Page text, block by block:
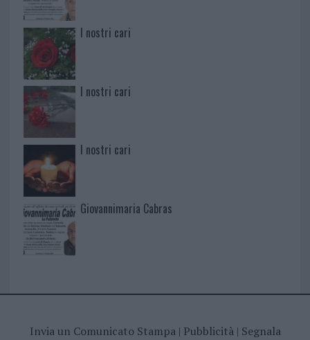
I nostri cari
I nostri cari
I nostri cari
Giovannimaria Cabras
Invia un Comunicato Stampa| Pubblicità| Segnala